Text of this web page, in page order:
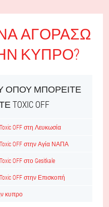
ΑΓΟΡΆΣΩ
ΚΥΠΡΟ?
ΌΠΟΥ ΜΠΟΡΕΊΤΕ
OFF
Toxic OFF στη Λευκωσία
Toxic OFF στην Αγία ΝΑΠΑ
Toxic OFF στο Gesitkale
Toxic OFF στην Επισκοπή
κυπρο